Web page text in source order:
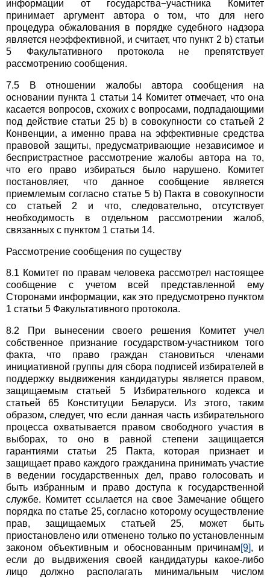
информации от государства−участника Комитет
принимает аргумент автора о том, что для него
процедура обжалования в порядке судебного надзора
является неэффективной, и считает, что пункт 2 b) статьи
5 Факультативного протокола не препятствует
рассмотрению сообщения.
7.5 В отношении жалобы автора сообщения на
основании пункта 1 статьи 14 Комитет отмечает, что она
касается вопросов, схожих с вопросами, подпадающими
под действие статьи 25 b) в совокупности со статьей 2
Конвенции, а именно права на эффективные средства
правовой защиты, предусматривающие независимое и
беспристрастное рассмотрение жалобы автора на то,
что его право избираться было нарушено. Комитет
постановляет, что данное сообщение является
приемлемым согласно статье 5 b) Пакта в совокупности
со статьей 2 и что, следовательно, отсутствует
необходимость в отдельном рассмотрении жалоб,
связанных с пунктом 1 статьи 14.
Рассмотрение сообщения по существу
8.1 Комитет по правам человека рассмотрел настоящее
сообщение с учетом всей представленной ему
Сторонами информации, как это предусмотрено пунктом
1 статьи 5 Факультативного протокола.
8.2 При вынесении своего решения Комитет учел
собственное признание государством-участником того
факта, что право граждан становиться членами
инициативной группы для сбора подписей избирателей в
поддержку выдвижения кандидатуры является правом,
защищаемым статьей 5 Избирательного кодекса и
статьей 65 Конституции Беларуси. Из этого, таким
образом, следует, что если данная часть избирательного
процесса охватывается правом свободного участия в
выборах, то оно в равной степени защищается
гарантиями статьи 25 Пакта, которая признает и
защищает право каждого гражданина принимать участие
в ведении государственных дел, право голосовать и
быть избранным и право доступа к государственной
службе. Комитет ссылается на свое Замечание общего
порядка по статье 25, согласно которому осуществление
прав, защищаемых статьей 25, может быть
приостановлено или отменено только по установленным
законом объективным и обоснованным причинам[9], и
если до выдвижения своей кандидатуры какое-либо
лицо должно располагать минимальным числом